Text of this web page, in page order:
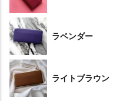
ラベンダー
ライトブラウン